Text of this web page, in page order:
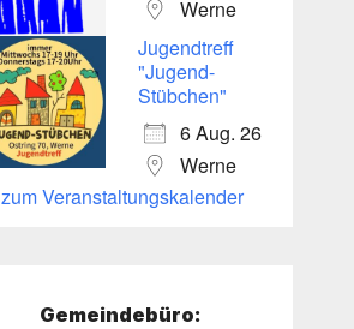
Werne
Jugendtreff
"Jugend-
Stübchen"
6 Aug. 26
Werne
zum Veranstaltungskalender
Gemeindebüro: